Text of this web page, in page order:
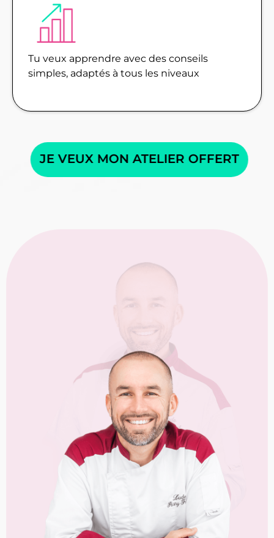
Tu veux apprendre avec des conseils
simples, adaptés à tous les niveaux
JE VEUX MON ATELIER OFFERT